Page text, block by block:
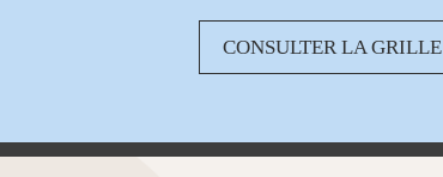
CONSULTER LA GRILLE